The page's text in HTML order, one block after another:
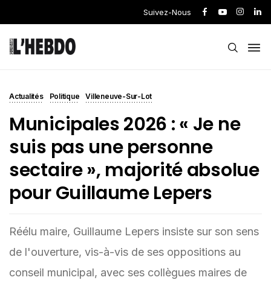
Suivez-Nous
Actualités Politique Villeneuve-Sur-Lot
Municipales 2026 : « Je ne
suis pas une personne
sectaire », majorité absolue
pour Guillaume Lepers
Réélu maire, Guillaume Lepers insiste sur son sens
de l'ouverture, vis-à-vis de ses oppositions au
conseil municipal, avec ses collègues maires de